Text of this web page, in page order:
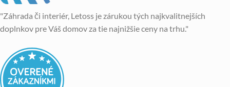
"Záhrada či interiér, Letoss je zárukou tých najkvalitnejších
doplnkov pre Váš domov za tie najnižšie ceny na trhu."